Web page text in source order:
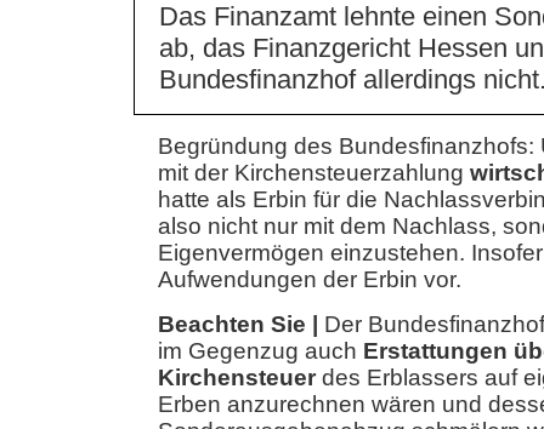
Das Finanzamt lehnte einen
ab, das Finanzgericht Hessen
Bundesfinanzhof allerdings
Begründung des Bundesfinanzhofs:
mit der Kirchensteuerzahlung
hatte als Erbin für die
also nicht nur mit dem Nachlass,
Eigenvermögen einzustehen.
Aufwendungen der Erbin vor.
Beachten Sie | Der
im Gegenzug auch Erstattungen
Kirchensteuer des Erblassers auf
Erben anzurechnen wären und